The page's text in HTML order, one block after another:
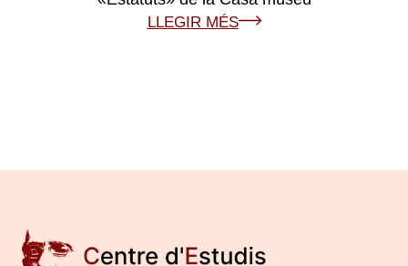
LLEGIR MÉS